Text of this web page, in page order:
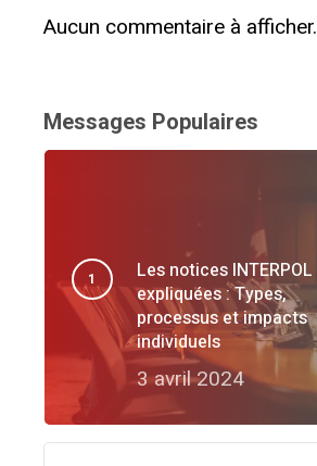
Aucun commentaire à afficher.
Messages Populaires
Les notices INTERPOL
expliquées : Types,
processus et impacts
individuels
3 avril 2024